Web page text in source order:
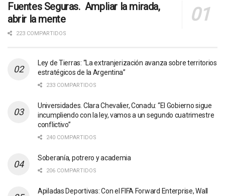
Fuentes Seguras. Ampliar la mirada,
abrir la mente
223 COMPARTIDOS
Ley de Tierras: “La extranjerización avanza sobre territorios
estratégicos de la Argentina”
233 COMPARTIDOS
Universidades. Clara Chevalier, Conadu: “El Gobierno sigue
incumpliendo con la ley, vamos a un segundo cuatrimestre
conflictivo”
240 COMPARTIDOS
Soberanía, potrero y academia
206 COMPARTIDOS
Apiladas Deportivas: Con el FIFA Forward Enterprise, Wall